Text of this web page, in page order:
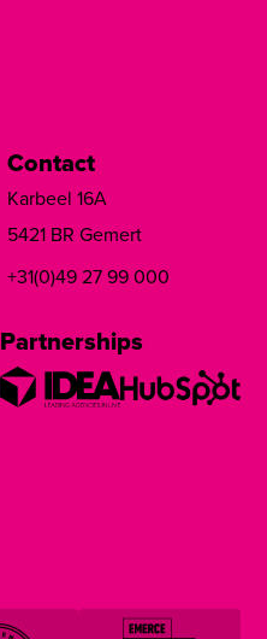
Contact
Karbeel 16A
5421 BR Gemert
+31(0)49 27 99 000
Partnerships